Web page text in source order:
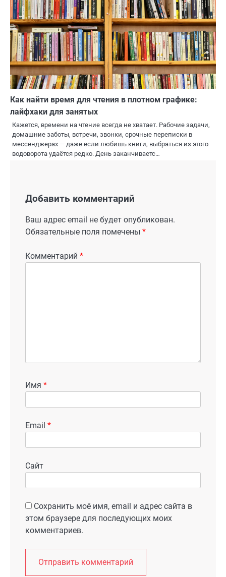
Как найти время для чтения в плотном графике:
лайфхаки для занятых
Кажется, времени на чтение всегда не хватает. Рабочие задачи,
домашние заботы, встречи, звонки, срочные переписки в
мессенджерах — даже если любишь книги, выбраться из этого
водоворота удаётся редко. День заканчиваетс…
Добавить комментарий
Ваш адрес email не будет опубликован.
Обязательные поля помечены *
Комментарий *
Имя *
Email *
Сайт
Сохранить моё имя, email и адрес сайта в
этом браузере для последующих моих
комментариев.